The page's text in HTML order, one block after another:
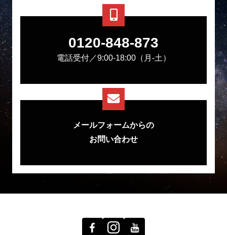
0120-848-873
電話受付／9:00-18:00（月-土）
メールフォームからの
お問い合わせ